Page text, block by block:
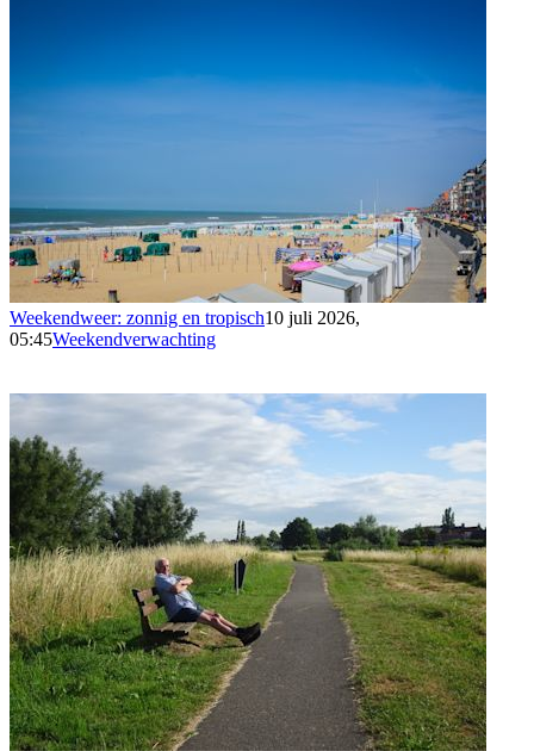
Weekendweer: zonnig en tropisch10 juli 2026,
05:45Weekendverwachting